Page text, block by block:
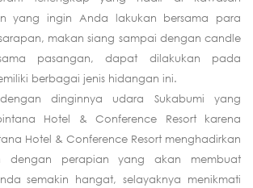
yang ingin Anda lakukan bersama para
makan siang sampai dengan candle
pasangan, dapat dilakukan pada
berbagai jenis hidangan ini.
dinginnya udara Sukabumi yang
Hotel & Conference Resort karena
Hotel & Conference Resort menghadirkan
dengan perapian yang akan membuat
semakin hangat, selayaknya menikmati